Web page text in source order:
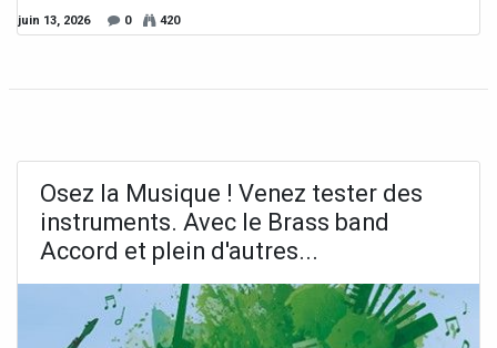
juin 13, 2026 0 420
Osez la Musique ! Venez tester des
instruments. Avec le Brass band
Accord et plein d'autres...